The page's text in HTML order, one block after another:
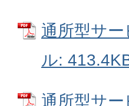
通所型サ
ル:
通所型サ